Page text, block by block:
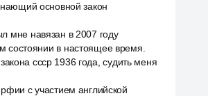
основной закон
мне навязан в 2007 году
в настоящее время.
ссср 1936 года, судить меня
с участием английской